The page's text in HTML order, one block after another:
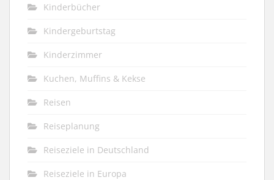
Kinderbücher
Kindergeburtstag
Kinderzimmer
Kuchen, Muffins & Kekse
Reisen
Reiseplanung
Reiseziele in Deutschland
Reiseziele in Europa